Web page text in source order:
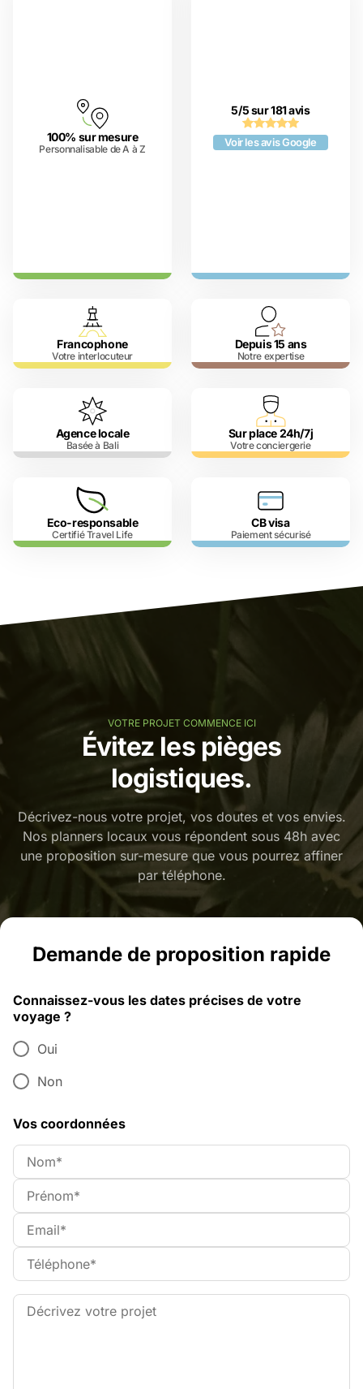
100% sur mesure
Personnalisable de A à Z
5/5 sur 181 avis
Voir les avis Google
Francophone
Votre interlocuteur
Depuis 15 ans
Notre expertise
Agence locale
Basée à Bali
Sur place 24h/7j
Votre conciergerie
Eco-responsable
Certifié Travel Life
CB visa
Paiement sécurisé
VOTRE PROJET COMMENCE ICI
Évitez les pièges
logistiques.
Décrivez-nous votre projet, vos doutes et vos envies.
Nos planners locaux vous répondent sous 48h avec
une proposition sur-mesure que vous pourrez affiner
par téléphone.
Demande de proposition rapide
Connaissez-vous les dates précises de votre
voyage ?
Oui
Non
Vos coordonnées